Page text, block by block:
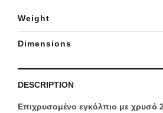
Weight
Dimensions
DESCRIPTION
Επιχρυσομένο εγκόλπιο με χρυσό